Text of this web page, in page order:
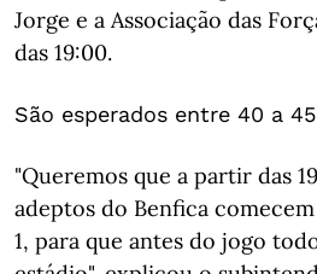
Jorge e a Associação das
das 19:00.
São esperados entre 40 a
"Queremos que a partir das
adeptos do Benfica
1, para que antes do jogo